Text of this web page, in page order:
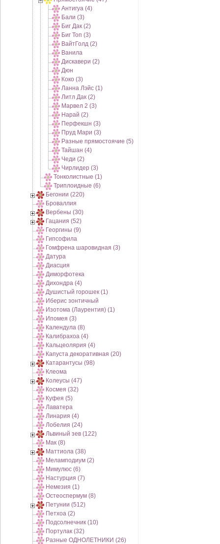
Антигуа (4)
Бали (3)
Биг Дак (2)
Биг Топ (3)
ВайтГолд (2)
Ванила
Дискавери (2)
Дюн
Коко (3)
Ланна Лэйс (1)
Литл Дак (2)
Марвел 2 (3)
Нарай (2)
Перфекшн (3)
Пруд Мари (3)
Разные прямостоячие (5)
Тайшан (4)
Чеди (2)
Чирлидер (3)
Тонколистные (1)
Триплоидные (6)
Бегонии (220)
Броваллия
Вербены (30)
Гацания (52)
Георгины (9)
Гипсофила
Гомфрена шаровидная (3)
Датура
Диасция
Диморфотека
Дихондра (4)
Душистый горошек (1)
Иберис зонтичный
Изотома (Лаурентия) (1)
Ипомея (3)
Календула (8)
Калибрахоа (4)
Кальцеолярия (4)
Капуста декоративная (20)
Катарантусы (98)
Клеома
Колеусы (47)
Космея (32)
Куфея (5)
Лаватера
Линария (4)
Лобелия (24)
Львиный зев (122)
Мак (8)
Маттиола (38)
Меламподиум (2)
Мимулюс (6)
Настурция (7)
Немезия (1)
Остеоспермум (8)
Петунии (512)
Петхоа (2)
Подсолнечник (10)
Портулак (32)
Разные ОДНОЛЕТНИКИ (26)